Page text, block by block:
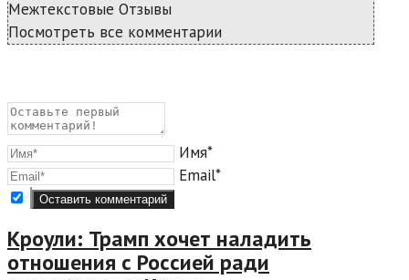
Межтекстовые Отзывы
Посмотреть все комментарии
Имя*
Email*
Кроули: Трамп хочет наладить
отношения с Россией ради